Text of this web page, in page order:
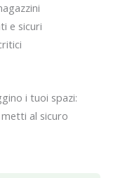
e sicuri
i tuoi spazi:
al sicuro